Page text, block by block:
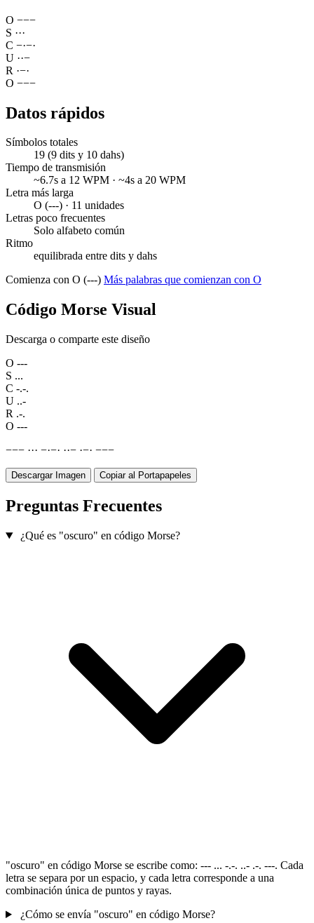
O −−−
S ···
C −·−·
U ··−
R ·−·
O −−−
Datos rápidos
Símbolos totales
19 (9 dits y 10 dahs)
Tiempo de transmisión
~6.7s a 12 WPM · ~4s a 20 WPM
Letra más larga
O (---) · 11 unidades
Letras poco frecuentes
Solo alfabeto común
Ritmo
equilibrada entre dits y dahs
Comienza con O (---) Más palabras que comienzan con O
Código Morse Visual
Descarga o comparte este diseño
O ---
S ...
C -.-.
U ..-
R .-.
O ---
−−− ··· −·−· ··− ·−· −−−
Descargar Imagen Copiar al Portapapeles
Preguntas Frecuentes
¿Qué es "oscuro" en código Morse?
"oscuro" en código Morse se escribe como: --- ... -.-. ..- .-. ---. Cada
letra se separa por un espacio, y cada letra corresponde a una
combinación única de puntos y rayas.
¿Cómo se envía "oscuro" en código Morse?